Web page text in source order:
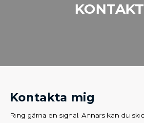
KONTAKT
Kontakta mig
Ring gärna en signal. Annars kan du